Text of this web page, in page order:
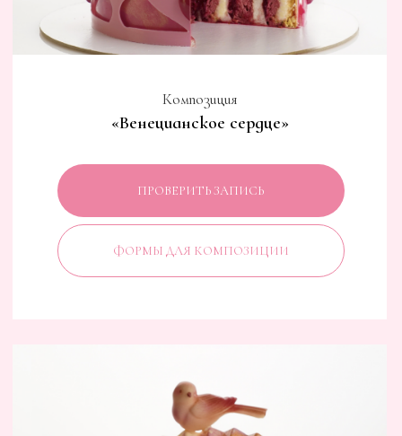
«Матрешка»
Композиция
ФОРМЫ ДЛЯ КОМПОЗИЦИИ